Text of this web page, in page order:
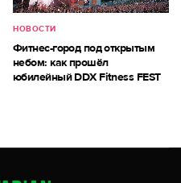
НОВОСТИ
Фитнес-город под открытым
небом: как прошёл
юбилейный DDX Fitness FEST